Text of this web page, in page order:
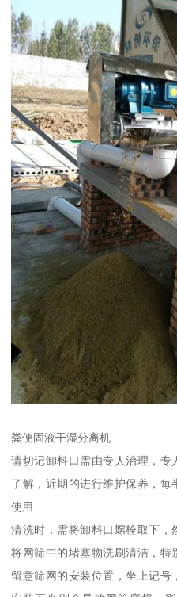
粪便固液干湿分离机
请切记卸料口需由专人治理，
了解，近期的进行维护保养，
使用
清洗时，需将卸料口螺栓取下，
将网筛中的堵塞物洗刷清洁，
留意筛网的安装位置，坐上记